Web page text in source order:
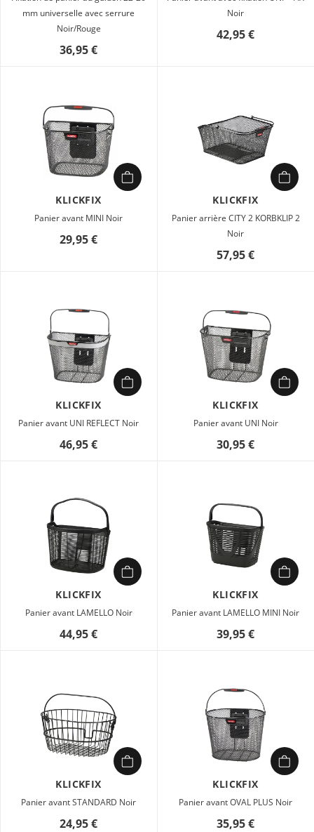
mm universelle avec serrure
Noir/Rouge
36,95 €
Noir
42,95 €
KLICKFIX
Panier avant MINI Noir
29,95 €
KLICKFIX
Panier arrière CITY 2 KORBKLIP 2
Noir
57,95 €
KLICKFIX
Panier avant UNI REFLECT Noir
46,95 €
KLICKFIX
Panier avant UNI Noir
30,95 €
KLICKFIX
Panier avant LAMELLO Noir
44,95 €
KLICKFIX
Panier avant LAMELLO MINI Noir
39,95 €
KLICKFIX
Panier avant STANDARD Noir
24,95 €
KLICKFIX
Panier avant OVAL PLUS Noir
35,95 €